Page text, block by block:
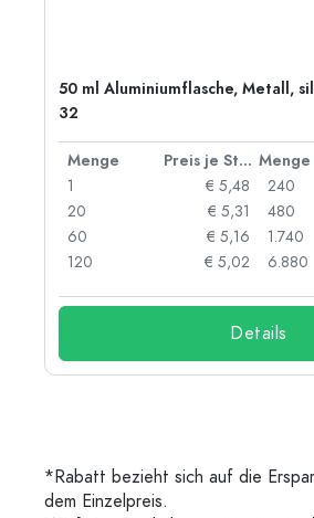
50 ml Aluminiumflasche, Metall,
32
Menge Preis je Stück Menge
1
€ 5,48
20
€ 5,31
60
€ 5,16
120
€ 5,02
240
480
1.740
6.880
Details
*Rabatt bezieht sich auf die
dem Einzelpreis.